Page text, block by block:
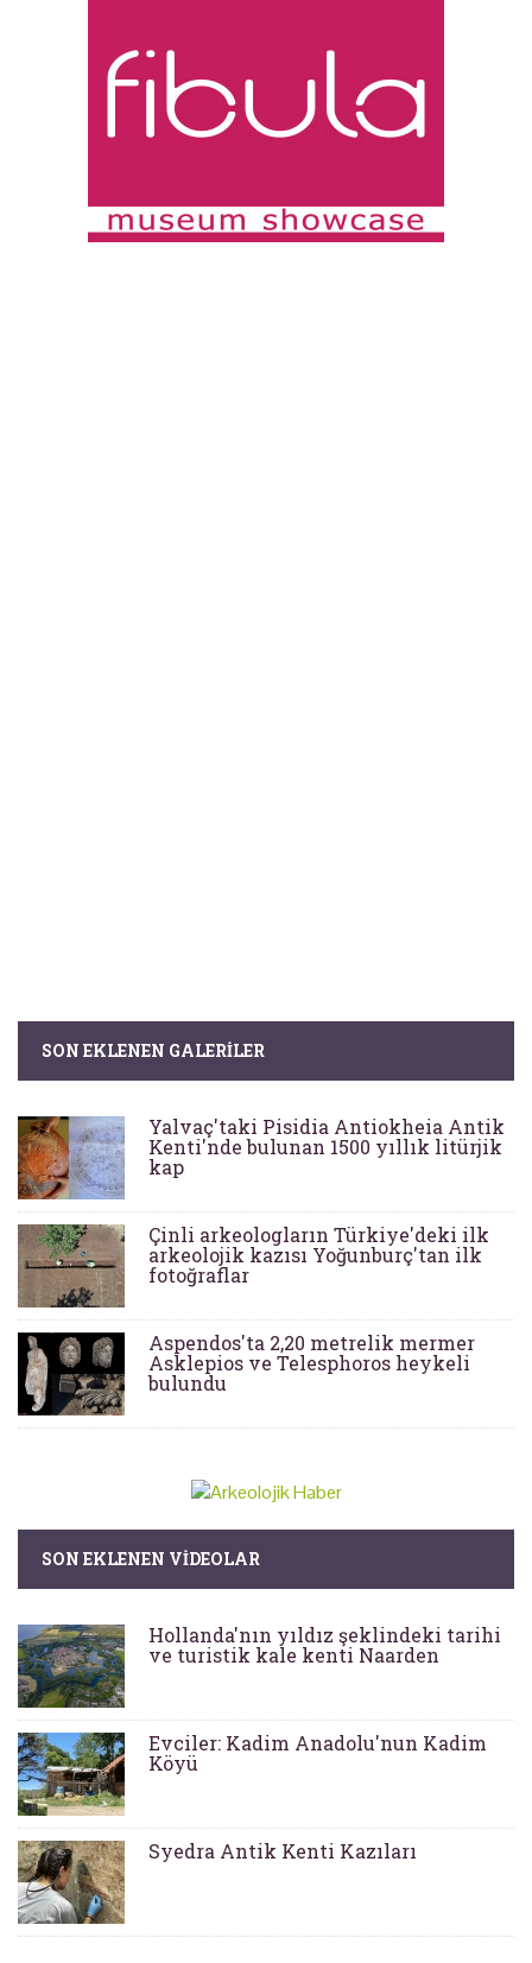
SON EKLENEN GALERILER
Yalvaç'taki Pisidia Antiokheia Antik
Kenti'nde bulunan 1500 yıllık litürjik
kap
Çinli arkeologların Türkiye'deki ilk
arkeolojik kazısı Yoğunburç'tan ilk
fotoğraflar
Aspendos'ta 2,20 metrelik mermer
Asklepios ve Telesphoros heykeli
bulundu
SON EKLENEN VIDEOLAR
Hollanda'nın yıldız şeklindeki tarihi
ve turistik kale kenti Naarden
Evciler: Kadim Anadolu'nun Kadim
Köyü
Syedra Antik Kenti Kazıları